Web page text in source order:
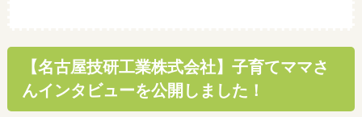
【名古屋技研工業株式会社】子育てママさ
んインタビューを公開しました！